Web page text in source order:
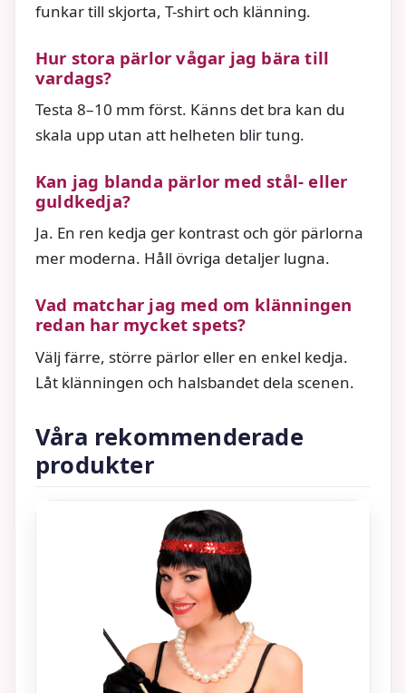
funkar till skjorta, T-shirt och klänning.
Hur stora pärlor vågar jag bära till
vardags?
Testa 8–10 mm först. Känns det bra kan du
skala upp utan att helheten blir tung.
Kan jag blanda pärlor med stål- eller
guldkedja?
Ja. En ren kedja ger kontrast och gör pärlorna
mer moderna. Håll övriga detaljer lugna.
Vad matchar jag med om klänningen
redan har mycket spets?
Välj färre, större pärlor eller en enkel kedja.
Låt klänningen och halsbandet dela scenen.
Våra rekommenderade
produkter